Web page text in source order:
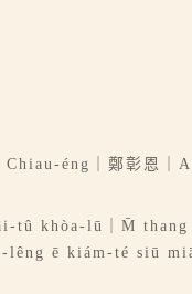
éng｜鄭彰恩｜
tû khòa-lū｜M̄ thang
lêng ē kiám-té siū miā